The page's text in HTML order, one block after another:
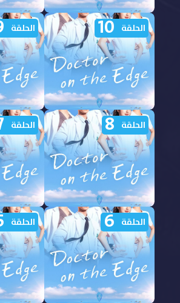
مشاهدة مسلسل Doctor
on the Edge الحلقة 12
مترجمة
مترجمة
مشاهدة مسلسل Doctor
on the Edge الحلقة 10
مترجمة
الحلقة 10
مترجمة
الحلقة 9
مشاهدة مسلسل Doctor
on the Edge الحلقة 8
مترجمة
الحلقة 8
مترجمة
الحلقة 7
الحلقة 6 الحلقة 5